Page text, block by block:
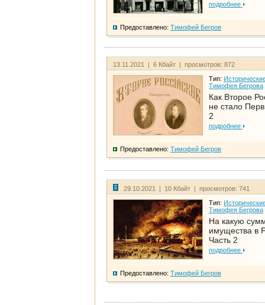
подробнее
Предоставлено: Тимофей Бегров
13.11.2021 | 6 Кбайт | просмотров: 872
Тип:
Тимофея Бегрова
Как Второе
не стало
2
подробнее
Предоставлено: Тимофей Бегров
29.10.2021 | 10 Кбайт | просмотров: 741
Тип:
Тимофея Бегрова
На какую
имущества в
Часть 2
подробнее
Предоставлено: Тимофей Бегров